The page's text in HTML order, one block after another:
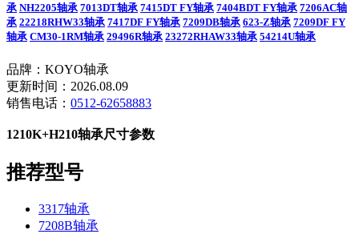
承 NH2205轴承 7013DT轴承 7415DT FY轴承 7404BDT FY轴承 7206AC轴
承 22218RHW33轴承 7417DF FY轴承 7209DB轴承 623-Z轴承 7209DF FY
轴承 CM30-1RM轴承 29496R轴承 23272RHAW33轴承 54214U轴承
品牌：KOYO轴承
更新时间：2026.08.09
销售电话： 0512-62658883
1210K+H210轴承尺寸参数
推荐型号
3317轴承
7208B轴承